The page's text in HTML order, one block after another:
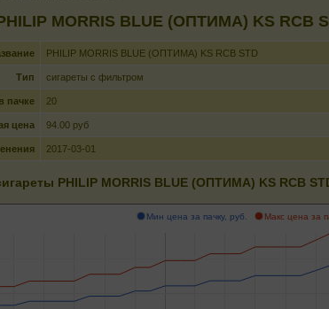
MORRIS BLUE (ОПТИМА) KS RCB
PHILIP MORRIS BLUE (ОПТИМА) KS RCB STD
Тип сигареты с фильтром
пачке 20
цена 94.00 руб
2017-03-01
PHILIP MORRIS BLUE (ОПТИМА) KS RCB
Мин цена за пачку, руб. Макс цена за